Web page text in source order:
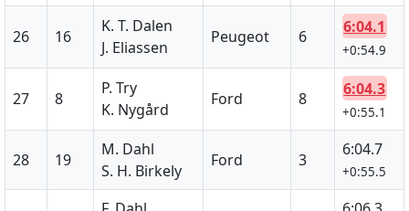
26 16
K. T. Dalen
J. Eliassen
Peugeot 6
6:04.1
+0:54.9
27 8
P. Try
K. Nygård
Ford 8
6:04.3
+0:55.1
28 19
M. Dahl
S. H. Birkely
Ford 3
6:04.7
+0:55.5